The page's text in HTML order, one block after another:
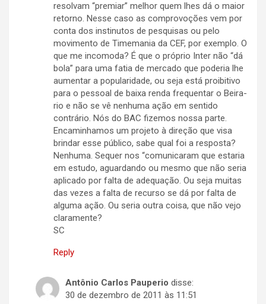
resolvam “premiar” melhor quem lhes dá o maior
retorno. Nesse caso as comprovoções vem por
conta dos instinutos de pesquisas ou pelo
movimento de Timemania da CEF, por exemplo. O
que me incomoda? É que o próprio Inter não “dá
bola” para uma fatia de mercado que poderia lhe
aumentar a popularidade, ou seja está proibitivo
para o pessoal de baixa renda frequentar o Beira-
rio e não se vê nenhuma ação em sentido
contrário. Nós do BAC fizemos nossa parte.
Encaminhamos um projeto à direção que visa
brindar esse público, sabe qual foi a resposta?
Nenhuma. Sequer nos “comunicaram que estaria
em estudo, aguardando ou mesmo que não seria
aplicado por falta de adequação. Ou seja muitas
das vezes a falta de recurso se dá por falta de
alguma ação. Ou seria outra coisa, que não vejo
claramente?
SC
Reply
Antônio Carlos Pauperio disse:
30 de dezembro de 2011 às 11:51